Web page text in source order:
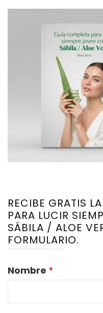
RECIBE GRATIS
PARA LUCIR
SÁBILA / ALOE
FORMULARIO.
Nombre